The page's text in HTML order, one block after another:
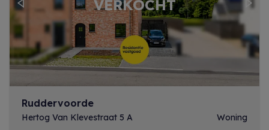
Previous Next
Ruddervoorde
Hertog Van Klevestraat 5 A Woning